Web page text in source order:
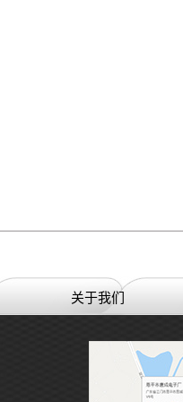
关于我们